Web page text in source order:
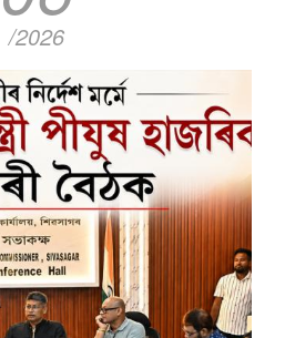
/2026